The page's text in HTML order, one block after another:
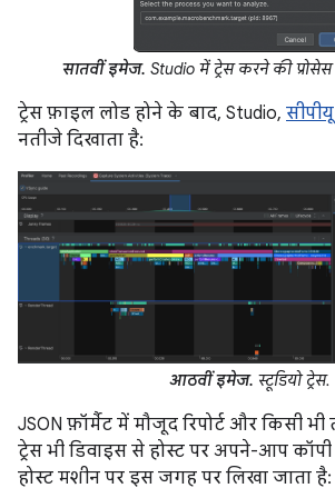
सातवीं इमेज. Studio में ट्रेस करने की
ट्रेस फ़ाइल लोड होने के बाद, Studio,
नतीजे दिखाता है:
आठवीं इमेज. स्टूडियो ट्रेस.
JSON फ़ॉर्मैट में मौजूद रिपोर्ट और किसी
ट्रेस भी डिवाइस से होस्ट पर अपने-आप
होस्ट मशीन पर इस जगह पर लिखा जाता है: